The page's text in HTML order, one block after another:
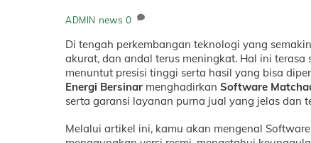
ADMIN news 0
Di tengah perkembangan teknologi yang
akurat, dan andal terus meningkat. Hal ini
menuntut presisi tinggi serta hasil yang bisa
Energi Bersinar menghadirkan Software
serta garansi layanan purna jual yang jelas dan
Melalui artikel ini, kamu akan mengenal